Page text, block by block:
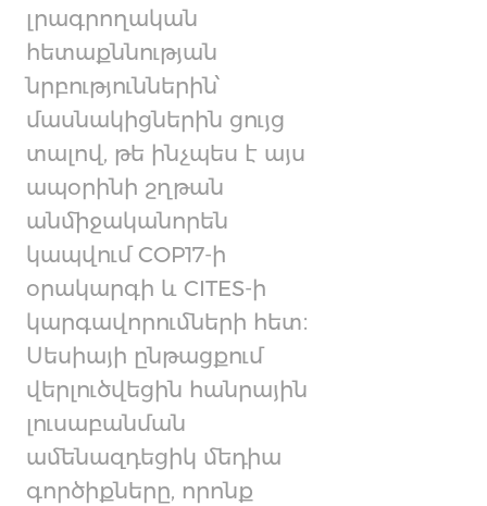
լրագրողական
հետաքննության
նրբություններին՝
մասնակիցներին ցույց
տալով, թե ինչպես է այս
ապօրինի շղթան
անմիջականորեն
կապվում COP17-ի
օրակարգի և CITES-ի
կարգավորումների հետ։
Սեսիայի ընթացքում
վերլուծվեցին հանրային
լուսաբանման
ամենազդեցիկ մեդիա
գործիքները, որոնք